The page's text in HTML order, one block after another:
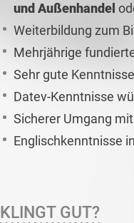
und Außenhandel
Weiterbildung zum
Mehrjährige
Sehr gute
Datev-Kenntnisse
Sicherer Umgang
Englischkenntnisse
KLINGT GUT?